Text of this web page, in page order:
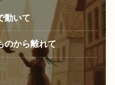
動いて
のから離れて